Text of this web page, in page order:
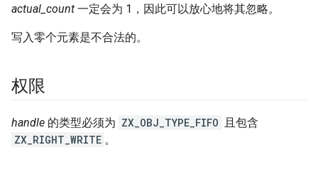
actual_count 一定会为 1，因此可以放心地将其忽略。
写入零个元素是不合法的。
权限
handle 的类型必须为 ZX_OBJ_TYPE_FIFO
且包含
ZX_RIGHT_WRITE 。